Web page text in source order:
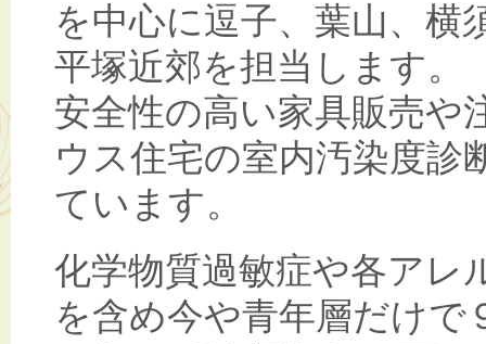
を中心に逗子、葉山、横
平塚近郊を担当します。
安全性の高い家具販売や
ウス住宅の室内汚染度診
ています。
化学物質過敏症や各アレ
を含め今や青年層だけで